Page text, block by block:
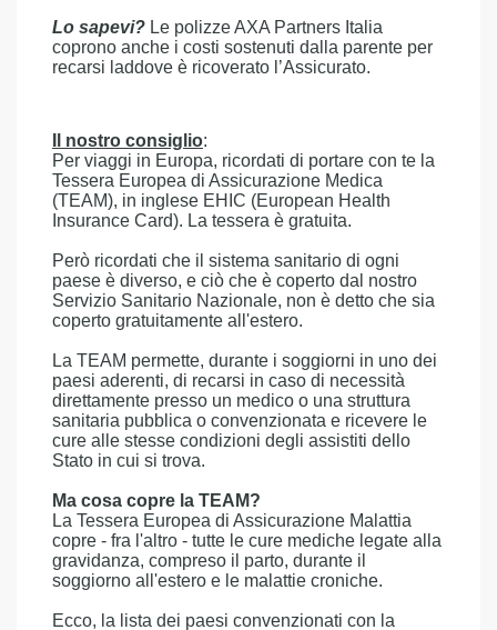
Lo sapevi? Le polizze AXA Partners Italia
coprono anche i costi sostenuti dalla parente per
recarsi laddove è ricoverato l’Assicurato.
Il nostro consiglio:
Per viaggi in Europa, ricordati di portare con te la
Tessera Europea di Assicurazione Medica
(TEAM), in inglese EHIC (European Health
Insurance Card). La tessera è gratuita.
Però ricordati che il sistema sanitario di ogni
paese è diverso, e ciò che è coperto dal nostro
Servizio Sanitario Nazionale, non è detto che sia
coperto gratuitamente all'estero.
La TEAM permette, durante i soggiorni in uno dei
paesi aderenti, di recarsi in caso di necessità
direttamente presso un medico o una struttura
sanitaria pubblica o convenzionata e ricevere le
cure alle stesse condizioni degli assistiti dello
Stato in cui si trova.
Ma cosa copre la TEAM?
La Tessera Europea di Assicurazione Malattia
copre - fra l'altro - tutte le cure mediche legate alla
gravidanza, compreso il parto, durante il
soggiorno all'estero e le malattie croniche.
Ecco, la lista dei paesi convenzionati con la